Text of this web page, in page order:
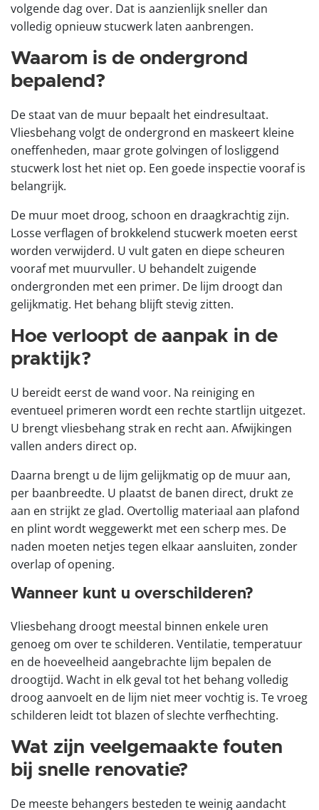
volgende dag over. Dat is aanzienlijk sneller dan
volledig opnieuw stucwerk laten aanbrengen.
Waarom is de ondergrond
bepalend?
De staat van de muur bepaalt het eindresultaat.
Vliesbehang volgt de ondergrond en maskeert kleine
oneffenheden, maar grote golvingen of losliggend
stucwerk lost het niet op. Een goede inspectie vooraf is
belangrijk.
De muur moet droog, schoon en draagkrachtig zijn.
Losse verflagen of brokkelend stucwerk moeten eerst
worden verwijderd. U vult gaten en diepe scheuren
vooraf met muurvuller. U behandelt zuigende
ondergronden met een primer. De lijm droogt dan
gelijkmatig. Het behang blijft stevig zitten.
Hoe verloopt de aanpak in de
praktijk?
U bereidt eerst de wand voor. Na reiniging en
eventueel primeren wordt een rechte startlijn uitgezet.
U brengt vliesbehang strak en recht aan. Afwijkingen
vallen anders direct op.
Daarna brengt u de lijm gelijkmatig op de muur aan,
per baanbreedte. U plaatst de banen direct, drukt ze
aan en strijkt ze glad. Overtollig materiaal aan plafond
en plint wordt weggewerkt met een scherp mes. De
naden moeten netjes tegen elkaar aansluiten, zonder
overlap of opening.
Wanneer kunt u overschilderen?
Vliesbehang droogt meestal binnen enkele uren
genoeg om over te schilderen. Ventilatie, temperatuur
en de hoeveelheid aangebrachte lijm bepalen de
droogtijd. Wacht in elk geval tot het behang volledig
droog aanvoelt en de lijm niet meer vochtig is. Te vroeg
schilderen leidt tot blazen of slechte verfhechting.
Wat zijn veelgemaakte fouten
bij snelle renovatie?
De meeste behangers besteden te weinig aandacht